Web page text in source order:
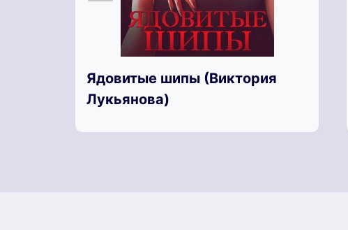
Ядовитые шипы (Виктория
Лукьянова)